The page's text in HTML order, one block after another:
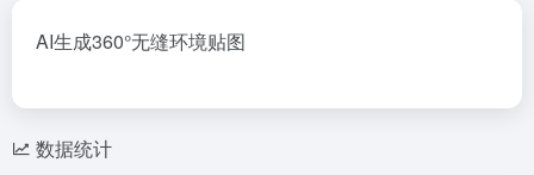
AI生成360°无缝环境贴图
数据统计